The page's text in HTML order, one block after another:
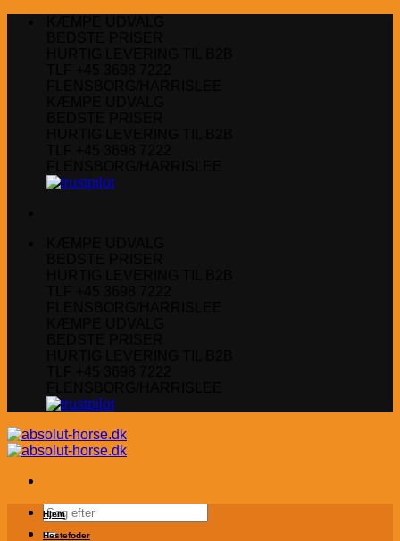
Søg
efter:
Hjem
Hestefoder